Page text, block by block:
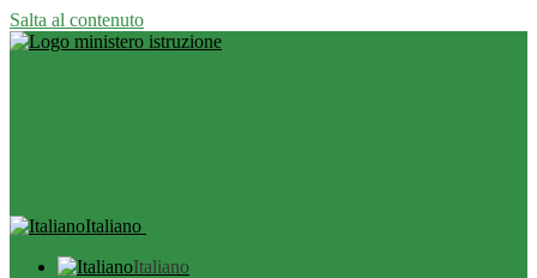
Salta al contenuto
Italiano
Italiano